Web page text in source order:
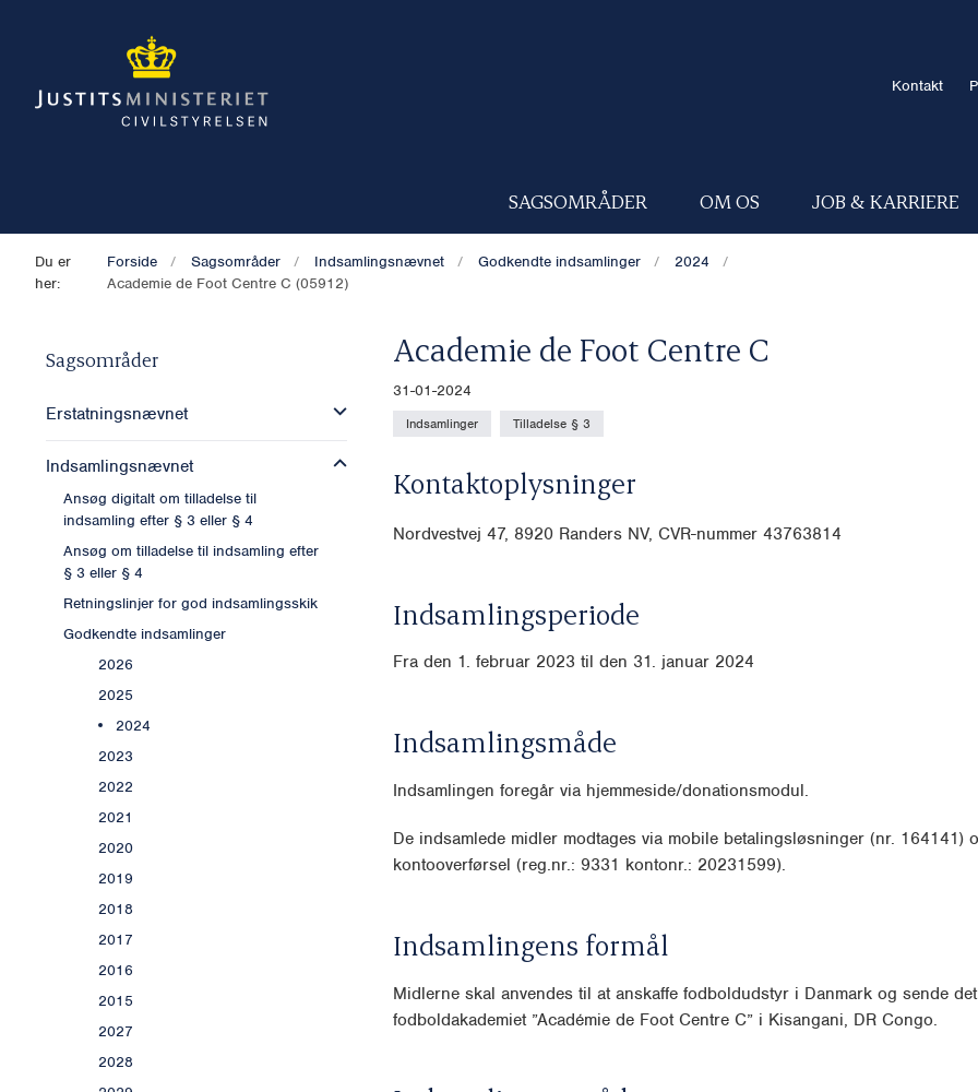
Kontakt
SAGSOMRÅDER OM OS JOB & KARRIERE
Du er
her:
Forside Sagsområder Indsamlingsnævnet Godkendte indsamlinger
2024
Academie de Foot Centre C (05912)
Sagsområder
Erstatningsnævnet
Indsamlingsnævnet
Ansøg digitalt om tilladelse til
indsamling efter § 3 eller § 4
Ansøg om tilladelse til indsamling efter
§ 3 eller § 4
Retningslinjer for god indsamlingsskik
Godkendte indsamlinger
2026
2025
2024
2023
2022
2021
2020
2019
2018
2017
2016
2015
2027
2028
Academie de Foot Centre C
31-01-2024
Indsamlinger Tilladelse § 3
Kontaktoplysninger
Nordvestvej 47, 8920 Randers NV, CVR-nummer 43763814
Indsamlingsperiode
Fra den 1. februar 2023 til den 31. januar 2024
Indsamlingsmåde
Indsamlingen foregår via hjemmeside/donationsmodul.
De indsamlede midler modtages via mobile betalingsløsninger (nr. 164141)
kontooverførsel (reg.nr.: 9331 kontonr.: 20231599).
Indsamlingens formål
Midlerne skal anvendes til at anskaffe fodboldudstyr i Danmark og sende
fodboldakademiet ”Académie de Foot Centre C” i Kisangani, DR Congo.